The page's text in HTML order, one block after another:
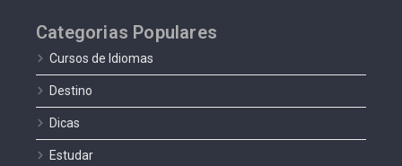
Categorias Populares
Cursos de Idiomas
Destino
Dicas
Estudar